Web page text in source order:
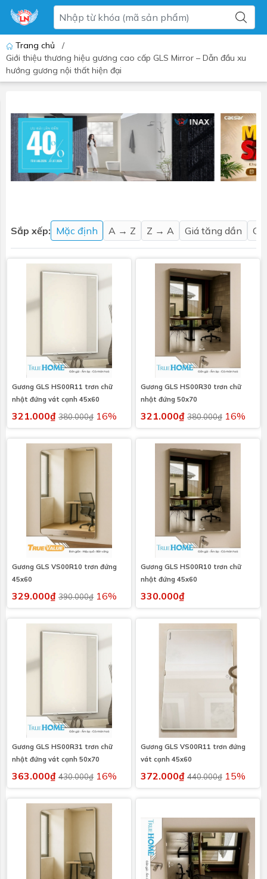
Trang chủ
/
Giới thiệu thương hiệu gương cao cấp GLS Mirror – Dẫn đầu xu
hướng gương nội thất hiện đại
Sắp xếp: Mặc định A → Z Z → A Giá tăng dần
Gương GLS HS00R11 trơn chữ
nhật đứng vát cạnh 45x60
321.000₫ 380.000₫ 16%
Gương GLS HS00R30 trơn chữ
nhật đứng 50x70
321.000₫ 380.000₫ 16%
Gương GLS VS00R10 trơn đứng
45x60
329.000₫ 390.000₫ 16%
Gương GLS HS00R10 trơn chữ
nhật đứng 45x60
330.000₫
Gương GLS HS00R31 trơn chữ
nhật đứng vát cạnh 50x70
363.000₫ 430.000₫ 16%
Gương GLS VS00R11 trơn đứng
vát cạnh 45x60
372.000₫ 440.000₫ 15%